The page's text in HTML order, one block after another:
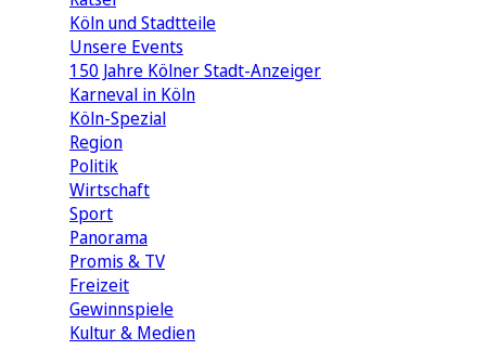
Köln und Stadtteile
Unsere Events
150 Jahre Kölner Stadt-Anzeiger
Karneval in Köln
Köln-Spezial
Region
Politik
Wirtschaft
Sport
Panorama
Promis & TV
Freizeit
Gewinnspiele
Kultur & Medien